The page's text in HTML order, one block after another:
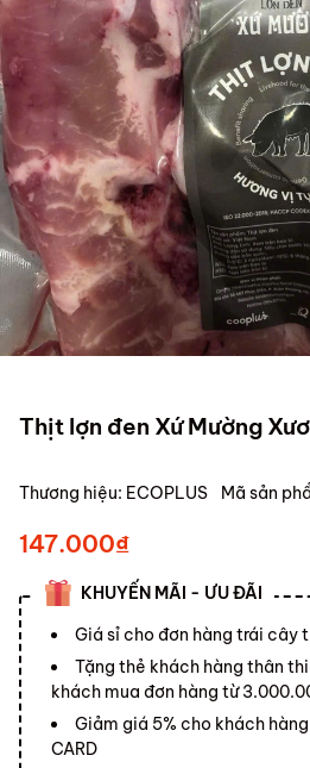
Thịt lợn đen Xứ Mường
Thương hiệu: ECOPLUS Mã sản
147.000₫
KHUYẾN MÃI - ƯU ĐÃI
Giá sỉ cho đơn hàng trái cây
Tặng thẻ khách hàng thân
khách mua đơn hàng từ
Giảm giá 5% cho khách
CARD